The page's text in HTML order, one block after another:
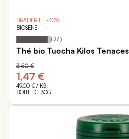
BRADERIE | -40%
BIOSENS
Notation: 90%
( 27 )
Thé bio Tuocha Kilos Tenaces
1,47 €
3,50 €
49,00 € / KG
BOITE DE 30G